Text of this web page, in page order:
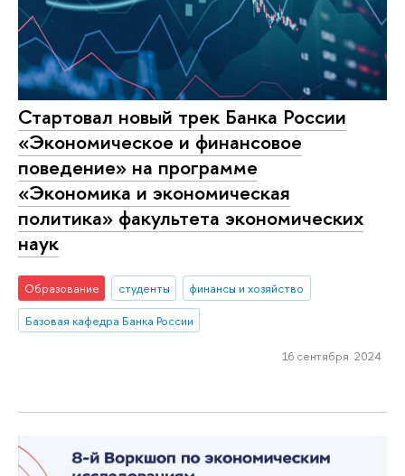
Стартовал новый трек Банка России
«Экономическое и финансовое
поведение» на программе
«Экономика и экономическая
политика» факультета экономических
наук
Образование студенты
финансы и хозяйство
Базовая кафедра Банка России
16 сентября 2024